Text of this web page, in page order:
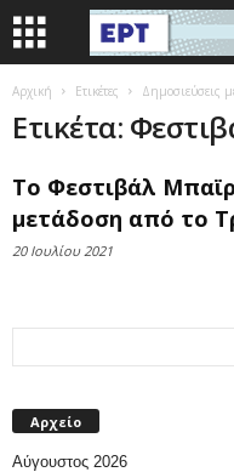
Αρχική Ετικέτες Δημοσιεύσεις
Ετικέτα:
Το Φεστιβάλ
μετάδοση από το
20 Ιουλίου 2021
Αρχείο
Αύγουστος 2026